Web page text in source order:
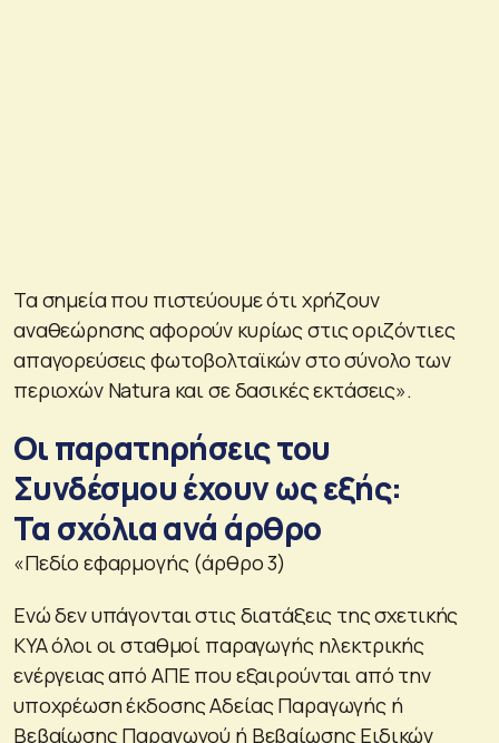
Τα σημεία που πιστεύουμε ότι χρήζουν
αναθεώρησης αφορούν κυρίως στις οριζόντιες
απαγορεύσεις φωτοβολταϊκών στο σύνολο των
περιοχών Natura και σε δασικές εκτάσεις».
Οι παρατηρήσεις του
Συνδέσμου έχουν ως εξής:
Τα σχόλια ανά άρθρο
«Πεδίο εφαρμογής (άρθρο 3)
Ενώ δεν υπάγονται στις διατάξεις της σχετικής
ΚΥΑ όλοι οι σταθμοί παραγωγής ηλεκτρικής
ενέργειας από ΑΠΕ που εξαιρούνται από την
υποχρέωση έκδοσης Αδείας Παραγωγής ή
Βεβαίωσης Παραγωγού ή Βεβαίωσης Ειδικών